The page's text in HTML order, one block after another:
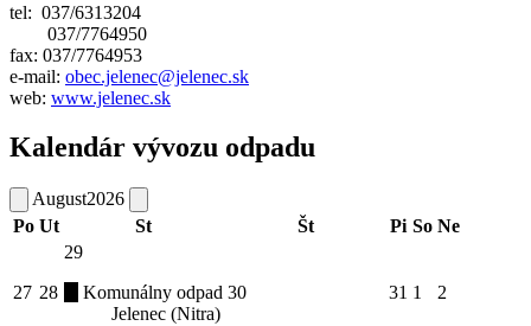
tel: 037/6313204
037/7764950
fax: 037/7764953
e-mail: obec.jelenec@jelenec.sk
web: www.jelenec.sk
Kalendár vývozu odpadu
August2026
Po Ut St Št Pi So Ne
27 28
29
Komunálny odpad
Jelenec (Nitra)
30 31 1 2